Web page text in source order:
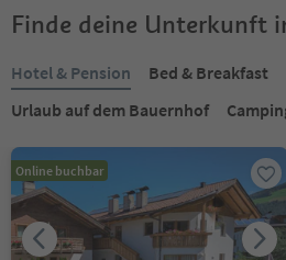
Finde deine Unterkunft
Hotel & Pension
Bed & Breakfast
Urlaub auf dem Bauernhof
Online buchbar